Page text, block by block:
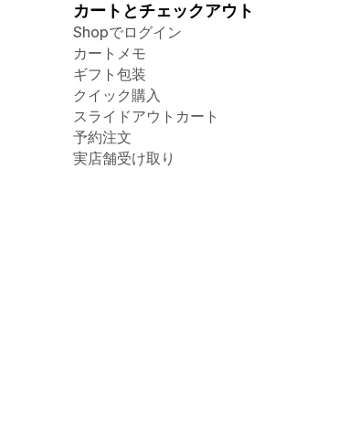
カートとチェックアウト
Shopでログイン
カートメモ
ギフト包装
クイック購入
スライドアウトカート
予約注文
実店舗受け取り